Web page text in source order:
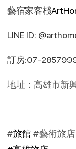
藝宿家客棧
LINE ID:
訂房:07-
地址：高雄市新
#旅館 #藝術旅